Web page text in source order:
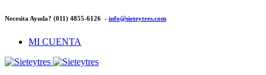
Necesita Ayuda? (011) 4855-6126 - info@sieteytres.com
MI CUENTA